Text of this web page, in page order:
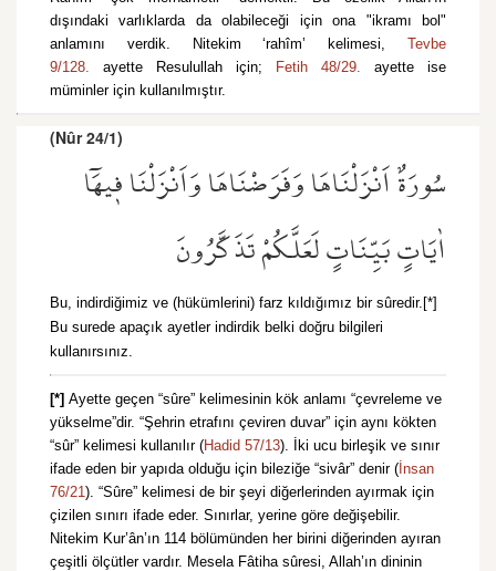
dışındaki varlıklarda da olabileceği için ona "ikramı bol"
anlamını verdik. Nitekim ‘rahîm’ kelimesi, Tevbe
9/128. ayette Resulullah için; Fetih 48/29. ayette ise
müminler için kullanılmıştır.
(Nûr 24/1)
سُورَةٌ اَنْزَلْنَاهَا وَفَرَضْنَاهَا وَاَنْزَلْنَا ف۪يهَٓا
اٰيَاتٍ بَيِّنَاتٍ لَعَلَّكُمْ تَذَكَّرُونَ
Bu, indirdiğimiz ve (hükümlerini) farz kıldığımız bir sûredir.[*]
Bu surede apaçık ayetler indirdik belki doğru bilgileri
kullanırsınız.
[*] Ayette geçen “sûre” kelimesinin kök anlamı “çevreleme ve
yükselme”dir. “Şehrin etrafını çeviren duvar” için aynı kökten
“sûr” kelimesi kullanılır (Hadid 57/13). İki ucu birleşik ve sınır
ifade eden bir yapıda olduğu için bileziğe “sivâr” denir ( İnsan
76/21). “Sûre” kelimesi de bir şeyi diğerlerinden ayırmak için
çizilen sınırı ifade eder. Sınırlar, yerine göre değişebilir.
Nitekim Kur’ân’ın 114 bölümünden her birini diğerinden ayıran
çeşitli ölçütler vardır. Mesela Fâtiha sûresi, Allah’ın dininin